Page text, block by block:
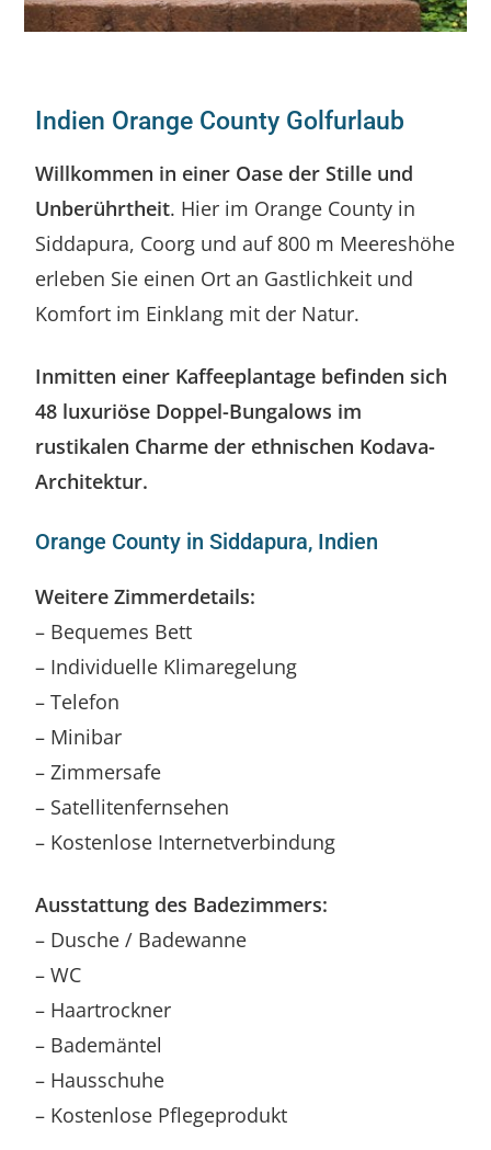
Indien Orange County Golfurlaub
Willkommen in einer Oase der Stille und
Unberührtheit. Hier im Orange County in
Siddapura, Coorg und auf 800 m Meereshöhe
erleben Sie einen Ort an Gastlichkeit und
Komfort im Einklang mit der Natur.
Inmitten einer Kaffeeplantage befinden sich
48 luxuriöse Doppel-Bungalows im
rustikalen Charme der ethnischen Kodava-
Architektur.
Orange County in Siddapura, Indien
Weitere Zimmerdetails:
– Bequemes Bett
– Individuelle Klimaregelung
– Telefon
– Minibar
– Zimmersafe
– Satellitenfernsehen
– Kostenlose Internetverbindung
Ausstattung des Badezimmers:
– Dusche / Badewanne
– WC
– Haartrockner
– Bademäntel
– Hausschuhe
– Kostenlose Pflegeprodukt